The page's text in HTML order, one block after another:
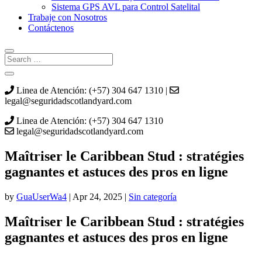
Sistema GPS AVL para Control Satelital
Trabaje con Nosotros
Contáctenos
Linea de Atención: (+57) 304 647 1310 |
legal@seguridadscotlandyard.com
Linea de Atención: (+57) 304 647 1310
legal@seguridadscotlandyard.com
Maîtriser le Caribbean Stud : stratégies
gagnantes et astuces des pros en ligne
by GuaUserWa4 | Apr 24, 2025 | Sin categoría
Maîtriser le Caribbean Stud : stratégies
gagnantes et astuces des pros en ligne